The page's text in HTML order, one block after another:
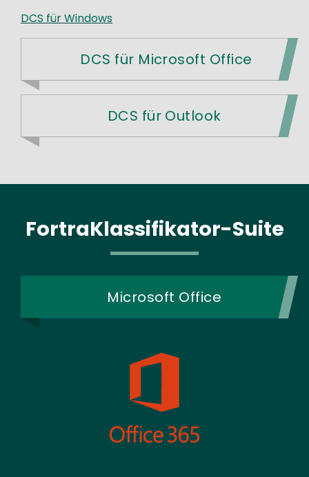
DCS für Windows
DCS für Microsoft Office
DCS für Outlook
FortraKlassifikator-Suite
Microsoft Office